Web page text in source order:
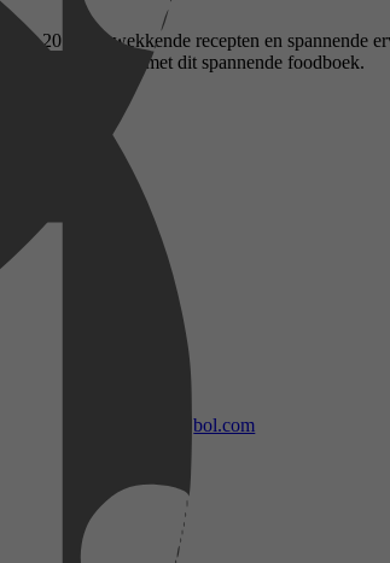
bol.com
20 lustopwekkende recepten en spannende
of zijn trekken met dit spannende foodboek.